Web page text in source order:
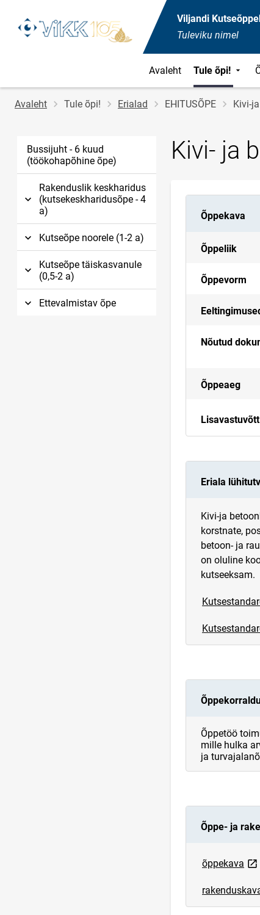
Viljandi
Tuleviku nimel
Avaleht Tule õpi!
Jälglink
Avaleht Tule õpi! Erialad EHITUSÕPE Kivi-
Bussijuht - 6 kuud
(töökohapõhine õpe)
Rakenduslik keskharidus
(kutsekeskharidusõpe - 4
a)
Kutseõpe noorele (1-2 a)
Kutseõpe täiskasvanule
(0,5-2 a)
Ettevalmistav õpe
Kivi- ja
Õppekava
Õppeliik
Õppevorm
Nõutud
Õppeaeg
Lisavastuvõtt
Eriala
Kivi-ja
korstnate,
betoon- ja
on oluline
kutseeksam.
Õppetöö
mille hulka
ja
Õppe- ja
õppekava